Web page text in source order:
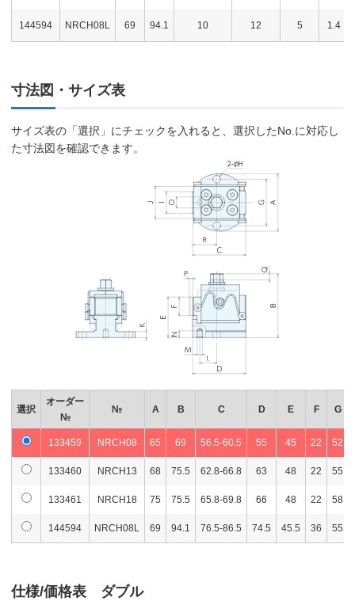
144594 NRCH08L 69 94.1 10 12 5 1.4
寸法図・サイズ表
サイズ表の「選択」にチェックを入れると、選択したNo.に対応し
た寸法図を確認できます。
選択
オーダー
№
№ A B C D E F G
133459 NRCH08 65 69 56.5-60.5 55 45 22 52
133460 NRCH13 68 75.5 62.8-66.8 63 48 22 55
133461 NRCH18 75 75.5 65.8-69.8 66 48 22 58
144594 NRCH08L 69 94.1 76.5-86.5 74.5 45.5 36 55
仕様/価格表 ダブル